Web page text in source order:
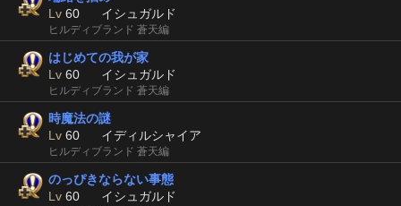
Lv 60 イシュガルド
ヒルディブランド 蒼天編
はじめての我が家
Lv 60 イシュガルド
ヒルディブランド 蒼天編
時魔法の謎
Lv 60 イディルシャイア
ヒルディブランド 蒼天編
のっぴきならない事態
Lv 60 イシュガルド